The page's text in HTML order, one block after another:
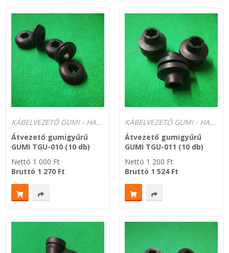
KÁBELVEZETŐ GUMI - HATÁROLÓK
Átvezető gumigyűrű
GUMI TGU-010 (10 db)
Nettó 1 000 Ft
Bruttó 1 270 Ft
KÁBELVEZETŐ GUMI - HATÁROLÓK
Átvezető gumigyűrű
GUMI TGU-011 (10 db)
Nettó 1 200 Ft
Bruttó 1 524Ft